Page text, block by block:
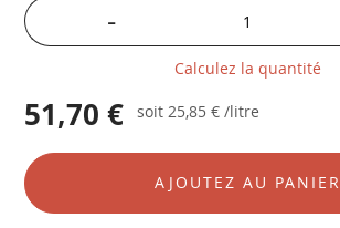
-
Calculez la quantité
51,70 € soit 25,85 € /litre
AJOUTEZ AU PANIER